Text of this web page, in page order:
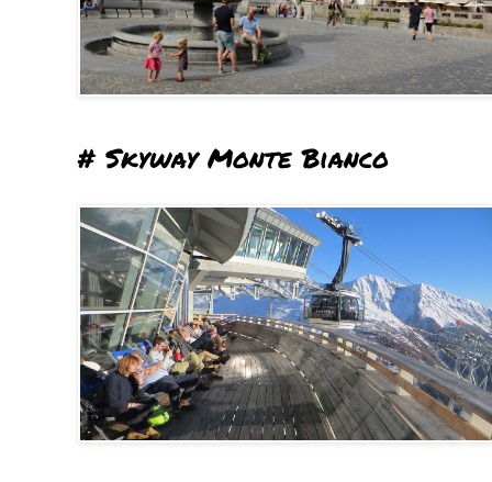
# Skyway Monte Bianco